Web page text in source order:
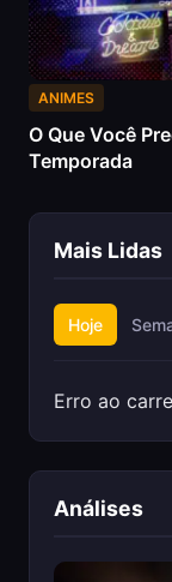
ANIMES
O Que Você
Temporada
Mais Lidas
Hoje
Erro ao
Análises